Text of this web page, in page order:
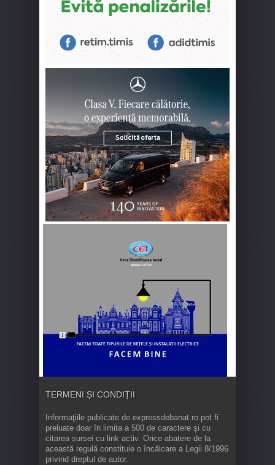
TERMENI ȘI CONDIȚII
Informaţiile publicate de expressdebanat.ro pot fi
preluate doar în limita a 500 de caractere şi cu
citarea sursei cu link activ. Orice abatere de la
această regulă constituie o încălcare a Legii 8/1996
privind dreptul de autor.